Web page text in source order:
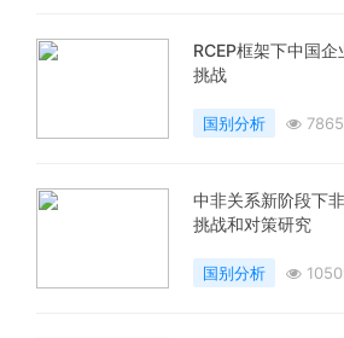
RCEP框架下中国
挑战
国别分析
中非关系新阶段下
挑战和对策研究
国别分析